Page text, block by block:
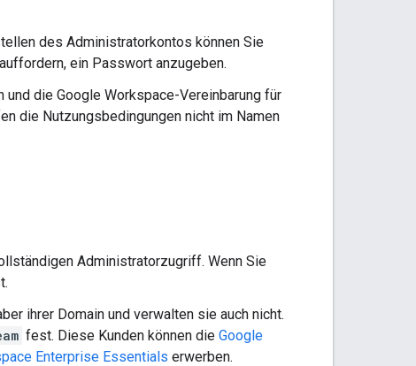
des Administratorkontos können Sie
ein Passwort anzugeben.
und die Google Workspace-Vereinbarung für
die Nutzungsbedingungen nicht im Namen
Administratorzugriff. Wenn Sie
ihrer Domain und verwalten sie auch nicht.
fest. Diese Kunden können die Google
Enterprise Essentials erwerben.